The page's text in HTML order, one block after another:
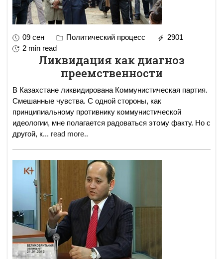
09 сен Политический процесс
2901
2 min read
Ликвидация как диагноз
преемственности
В Казахстане ликвидирована Коммунистическая партия.
Смешанные чувства. С одной стороны, как
принципиальному противнику коммунистической
идеологии, мне полагается радоваться этому факту. Но с
другой, к... read more..